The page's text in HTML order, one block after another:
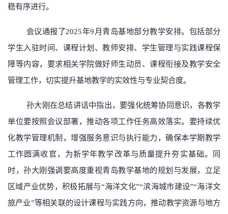
稳有序进行。
会议通报了2025年9月青岛基地部分教学安排。包括部分
学生入驻时间、课程计划、教师安排、学生管理与实践课程保
障等内容，要求相关学院做好师生动员、课程衔接及教学安全
管理工作，切实提升基地教学的实效性与专业契合度。
孙大刚在总结讲话中指出，要强化统筹协同意识，各教学
单位要按照会议部署，推动各项工作任务高效落实。要持续优
化教学管理机制，增强服务意识与执行能力，确保本学期教学
工作圆满收官，为新学年教学改革与质量提升夯实基础。同
时，孙大刚强调要高度重视青岛教学基地的规划与发展，立足
区域产业优势，积极拓展与“海洋文化”“滨海城市建设”“海洋文
旅产业”等相关联的设计课程与实践方向，推动教学资源与地方